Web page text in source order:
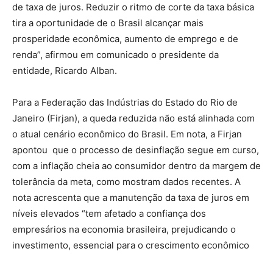
de taxa de juros. Reduzir o ritmo de corte da taxa básica
tira a oportunidade de o Brasil alcançar mais
prosperidade econômica, aumento de emprego e de
renda”, afirmou em comunicado o presidente da
entidade, Ricardo Alban.
Para a Federação das Indústrias do Estado do Rio de
Janeiro (Firjan), a queda reduzida não está alinhada com
o atual cenário econômico do Brasil. Em nota, a Firjan
apontou que o processo de desinflação segue em curso,
com a inflação cheia ao consumidor dentro da margem de
tolerância da meta, como mostram dados recentes. A
nota acrescenta que a manutenção da taxa de juros em
níveis elevados “tem afetado a confiança dos
empresários na economia brasileira, prejudicando o
investimento, essencial para o crescimento econômico